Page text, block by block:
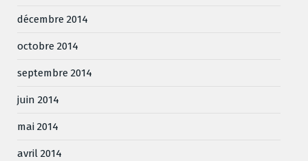
décembre 2014
octobre 2014
septembre 2014
juin 2014
mai 2014
avril 2014